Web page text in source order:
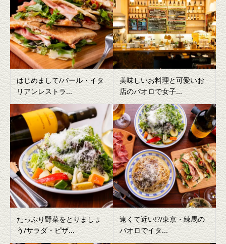
はじめまして/バール・イタ
リアンレストラ...
美味しいお料理と可愛いお
店のパオロで女子...
たっぷり野菜をとりましょ
う/サラダ・ピザ...
遠くて近い!?/東京・練馬の
パオロでイタ...